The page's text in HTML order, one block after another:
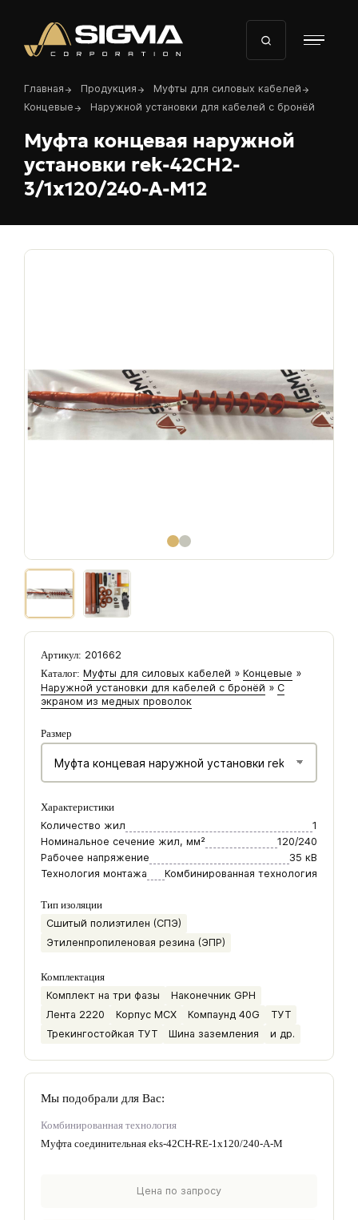
основному
содержанию
Строка
навигации
Главная Продукция
Муфты для силовых кабелей
Концевые
Наружной установки для кабелей с бронёй
Муфта концевая наружной
установки rek-42CH2-
3/1х120/240-A-M12
Артикул: 201662
Каталог: Муфты для силовых кабелей » Концевые »
Наружной установки для кабелей с бронёй » С
экраном из медных проволок
Размер
Характеристики
Количество жил
1
Номинальное сечение жил, мм²
120/240
Рабочее напряжение
35 кВ
Технология монтажа
Комбинированная технология
Тип изоляции
Сшитый полиэтилен (СПЭ)
Этиленпропиленовая резина (ЭПР)
Комплектация
Комплект на три фазы
Наконечник GPH
Лента 2220
Корпус МСХ Компаунд 40G
ТУТ
Трекингостойкая ТУТ
Шина заземления и др.
Мы подобрали для Вас:
Комбинированная технология
Муфта соединительная eks-42CH-RE-1х120/240-А-M
Цена по запросу